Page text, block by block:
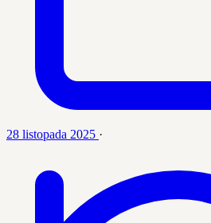
28 listopada 2025 ·